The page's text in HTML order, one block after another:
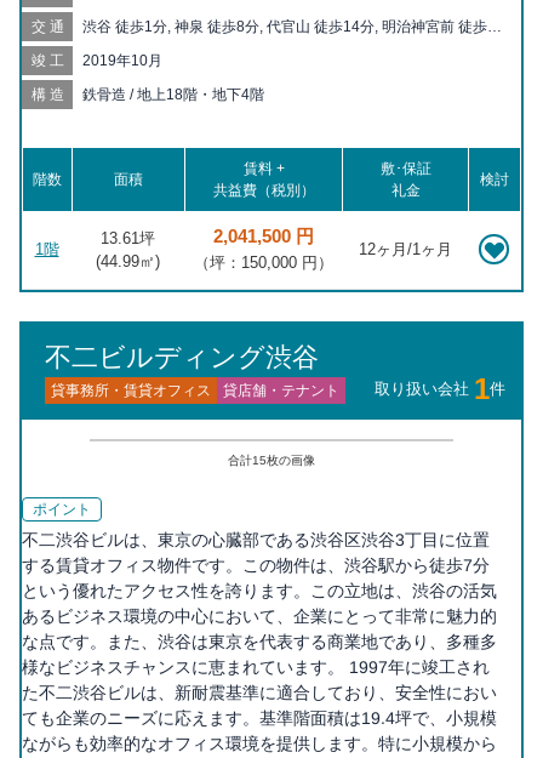
交通
渋谷 徒歩1分, 神泉 徒歩8分, 代官山 徒歩14分, 明治神宮前 徒歩
原宿 徒歩18分, 中目黒 徒歩18分, 池尻大橋 徒歩19分, 代々木公園
徒歩19分
竣工 2019年10月
構造 鉄骨造 / 地上18階・地下4階
階数 面積
賃料 +
共益費（税別）
敷･保証
礼金
検討
1階
13.61坪
(44.99㎡)
2,041,500 円
（坪：150,000 円）
12ヶ月/1ヶ月
不二ビルディング渋谷
貸事務所・賃貸オフィス 貸店舗・テナント 取り扱い会社 1件
合計15枚の画像
ポイント
不二渋谷ビルは、東京の心臓部である渋谷区渋谷3丁目に位置
する賃貸オフィス物件です。この物件は、渋谷駅から徒歩7分
という優れたアクセス性を誇ります。この立地は、渋谷の活気
あるビジネス環境の中心において、企業にとって非常に魅力的
な点です。また、渋谷は東京を代表する商業地であり、多種多
様なビジネスチャンスに恵まれています。 1997年に竣工され
た不二渋谷ビルは、新耐震基準に適合しており、安全性におい
ても企業のニーズに応えます。基準階面積は19.4坪で、小規模
ながらも効率的なオフィス環境を提供します。特に小規模から